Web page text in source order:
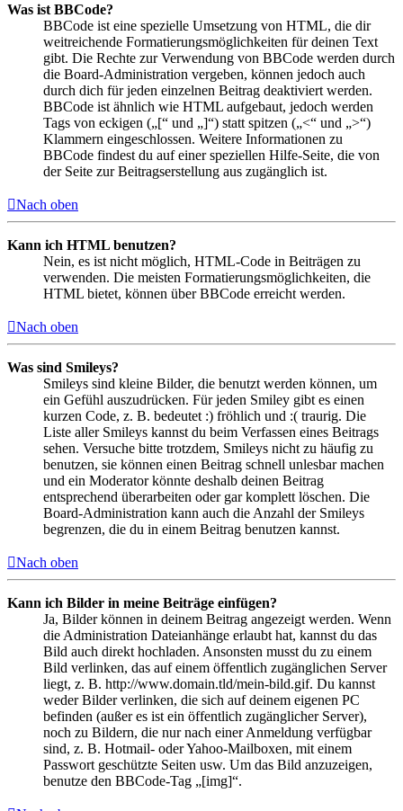
Was ist BBCode?
BBCode ist eine spezielle Umsetzung von HTML, die dir
weitreichende Formatierungsmöglichkeiten für deinen Text
gibt. Die Rechte zur Verwendung von BBCode werden durch
die Board-Administration vergeben, können jedoch auch
durch dich für jeden einzelnen Beitrag deaktiviert werden.
BBCode ist ähnlich wie HTML aufgebaut, jedoch werden
Tags von eckigen („[“ und „]“) statt spitzen („<“ und „>“)
Klammern eingeschlossen. Weitere Informationen zu
BBCode findest du auf einer speziellen Hilfe-Seite, die von
der Seite zur Beitragserstellung aus zugänglich ist.
Nach oben
Kann ich HTML benutzen?
Nein, es ist nicht möglich, HTML-Code in Beiträgen zu
verwenden. Die meisten Formatierungsmöglichkeiten, die
HTML bietet, können über BBCode erreicht werden.
Nach oben
Was sind Smileys?
Smileys sind kleine Bilder, die benutzt werden können, um
ein Gefühl auszudrücken. Für jeden Smiley gibt es einen
kurzen Code, z. B. bedeutet :) fröhlich und :( traurig. Die
Liste aller Smileys kannst du beim Verfassen eines Beitrags
sehen. Versuche bitte trotzdem, Smileys nicht zu häufig zu
benutzen, sie können einen Beitrag schnell unlesbar machen
und ein Moderator könnte deshalb deinen Beitrag
entsprechend überarbeiten oder gar komplett löschen. Die
Board-Administration kann auch die Anzahl der Smileys
begrenzen, die du in einem Beitrag benutzen kannst.
Nach oben
Kann ich Bilder in meine Beiträge einfügen?
Ja, Bilder können in deinem Beitrag angezeigt werden. Wenn
die Administration Dateianhänge erlaubt hat, kannst du das
Bild auch direkt hochladen. Ansonsten musst du zu einem
Bild verlinken, das auf einem öffentlich zugänglichen Server
liegt, z. B. http://www.domain.tld/mein-bild.gif. Du kannst
weder Bilder verlinken, die sich auf deinem eigenen PC
befinden (außer es ist ein öffentlich zugänglicher Server),
noch zu Bildern, die nur nach einer Anmeldung verfügbar
sind, z. B. Hotmail- oder Yahoo-Mailboxen, mit einem
Passwort geschützte Seiten usw. Um das Bild anzuzeigen,
benutze den BBCode-Tag „[img]“.